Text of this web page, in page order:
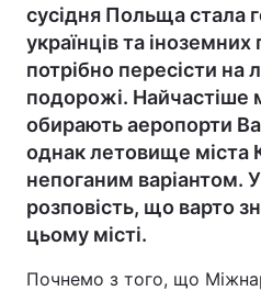
сусідня Польща стала
українців та
потрібно пересісти на
подорожі. Найчастіше
обирають аеропорти
однак летовище міста
непоганим варіантом.
розповість, що варто
цьому місті.
Почнемо з того, що